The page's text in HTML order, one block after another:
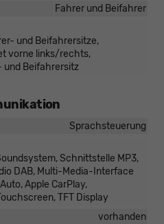
Fahrer und Beifahrer
und Beifahrersitze,
vorne links/rechts,
und Beifahrersitz
Sprachsteuerung
Schnittstelle MP3,
DAB, Multi-Media-Interface
Apple CarPlay,
TFT Display
vorhanden